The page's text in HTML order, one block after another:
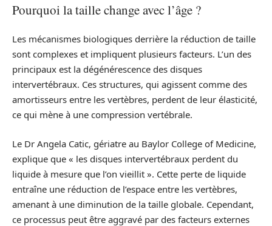
Pourquoi la taille change avec l’âge ?
Les mécanismes biologiques derrière la réduction de taille
sont complexes et impliquent plusieurs facteurs. L’un des
principaux est la dégénérescence des disques
intervertébraux. Ces structures, qui agissent comme des
amortisseurs entre les vertèbres, perdent de leur élasticité,
ce qui mène à une compression vertébrale.
Le Dr Angela Catic, gériatre au Baylor College of Medicine,
explique que « les disques intervertébraux perdent du
liquide à mesure que l’on vieillit ». Cette perte de liquide
entraîne une réduction de l’espace entre les vertèbres,
amenant à une diminution de la taille globale. Cependant,
ce processus peut être aggravé par des facteurs externes